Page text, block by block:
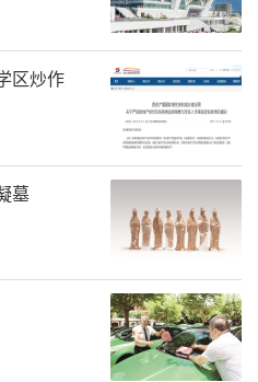
驾校集体涨价、统一价
员表示，在2025年1月
元至2300元，系因为此
已恢复原价。但也有人
”“9家驾校都是一个
区炒作
墓